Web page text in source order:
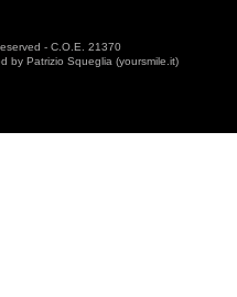
- C.O.E. 21370
by Patrizio Squeglia (yoursmile.it)